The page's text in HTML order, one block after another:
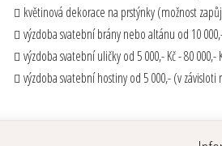
květinová dekorace na prstýnky (možnost
výzdoba svatební brány nebo altánu od 10
výzdoba svatební uličky od 5 000,- Kč - 80 000,-
výzdoba svatební hostiny od 5 000,- (v